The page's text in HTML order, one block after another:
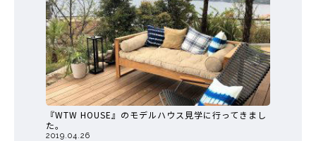
『WTW HOUSE』のモデルハウス見学に行ってきまし
た。
2019.04.26